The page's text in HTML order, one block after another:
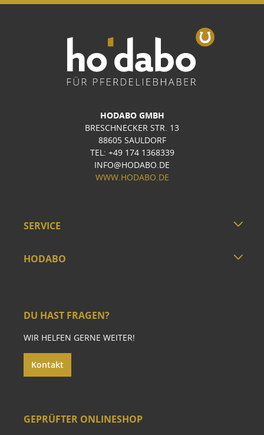
HODABO GMBH
BRESCHNECKER STR. 13
88605 SAULDORF
TEL: +49 174 1368339
INFO@HODABO.DE
WWW.HODABO.DE
SERVICE
HODABO
DU HAST FRAGEN?
WIR HELFEN GERNE WEITER!
Kontakt
GEPRÜFTER ONLINESHOP